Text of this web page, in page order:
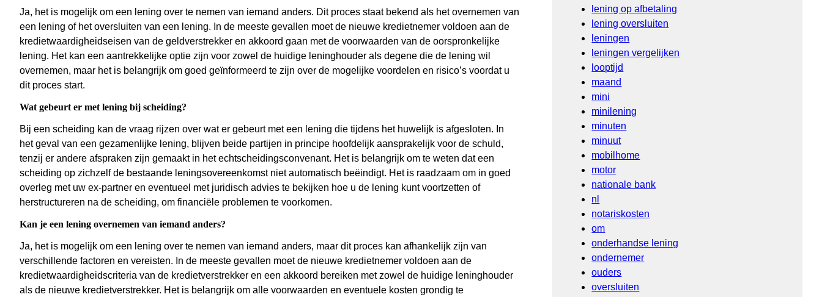
Ja, het is mogelijk om een lening over te nemen van iemand anders. Dit proces staat bekend als het overnemen van
een lening of het oversluiten van een lening. In de meeste gevallen moet de nieuwe kredietnemer voldoen aan de
kredietwaardigheidseisen van de geldverstrekker en akkoord gaan met de voorwaarden van de oorspronkelijke
lening. Het kan een aantrekkelijke optie zijn voor zowel de huidige leninghouder als degene die de lening wil
overnemen, maar het is belangrijk om goed geïnformeerd te zijn over de mogelijke voordelen en risico’s voordat u
dit proces start.
Wat gebeurt er met lening bij scheiding?
Bij een scheiding kan de vraag rijzen over wat er gebeurt met een lening die tijdens het huwelijk is afgesloten. In
het geval van een gezamenlijke lening, blijven beide partijen in principe hoofdelijk aansprakelijk voor de schuld,
tenzij er andere afspraken zijn gemaakt in het echtscheidingsconvenant. Het is belangrijk om te weten dat een
scheiding op zichzelf de bestaande leningsovereenkomst niet automatisch beëindigt. Het is raadzaam om in goed
overleg met uw ex-partner en eventueel met juridisch advies te bekijken hoe u de lening kunt voortzetten of
herstructureren na de scheiding, om financiële problemen te voorkomen.
Kan je een lening overnemen van iemand anders?
Ja, het is mogelijk om een lening over te nemen van iemand anders, maar dit proces kan afhankelijk zijn van
verschillende factoren en vereisten. In de meeste gevallen moet de nieuwe kredietnemer voldoen aan de
kredietwaardigheidscriteria van de kredietverstrekker en een akkoord bereiken met zowel de huidige leninghouder
als de nieuwe kredietverstrekker. Het is belangrijk om alle voorwaarden en eventuele kosten grondig te
lening op afbetaling
lening oversluiten
leningen
leningen vergelijken
looptijd
maand
mini
minilening
minuten
minuut
mobilhome
motor
nationale bank
nl
notariskosten
om
onderhandse lening
ondernemer
ouders
oversluiten